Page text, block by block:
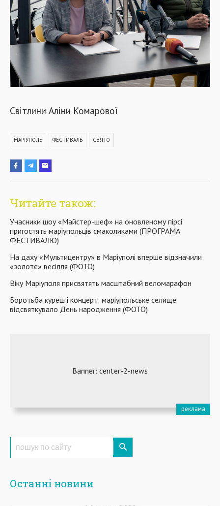
Світлини Аліни Комарової
МАРІУПОЛЬ ФЕСТИВАЛЬ СВЯТО
Читайте також:
Учасники шоу «Майстер-шеф» на оновленому пірсі
пригостять маріупольців смаколиками (ПРОГРАМА
ФЕСТИВАЛЮ)
На даху «Мультицентру» в Маріуполі вперше відзначили
«золоте» весілля (ФОТО)
Віку Маріуполя присвятять масштабний веломарафон
Боротьба куреш і концерт: маріупольське селище
відсвяткувало День народження (ФОТО)
Останні новини